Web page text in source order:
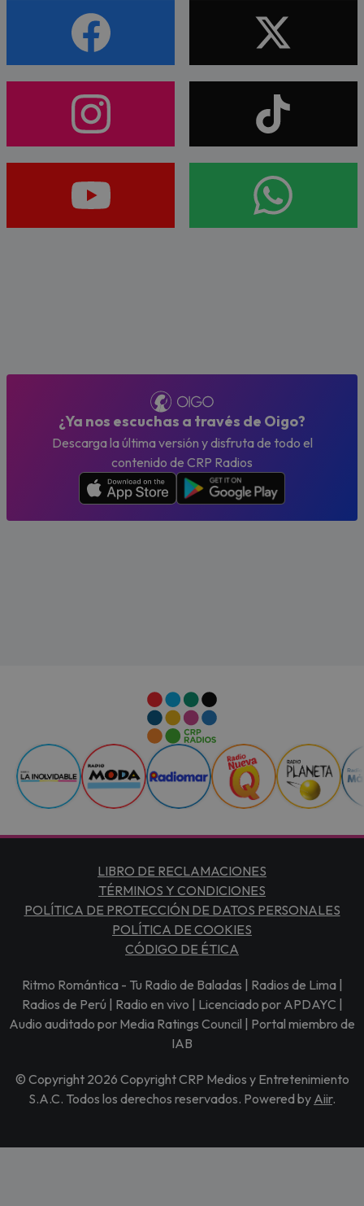
¿Ya nos escuchas a través de Oigo?
Descarga la última versión y disfruta de todo el
contenido de CRP Radios
LIBRO DE RECLAMACIONES
TÉRMINOS Y CONDICIONES
POLÍTICA DE PROTECCIÓN DE DATOS PERSONALES
POLÍTICA DE COOKIES
CÓDIGO DE ÉTICA
Ritmo Romántica - Tu Radio de Baladas | Radios de Lima |
Radios de Perú | Radio en vivo | Licenciado por APDAYC |
Audio auditado por Media Ratings Council | Portal miembro de
IAB
© Copyright 2026 Copyright CRP Medios y Entretenimiento
S.A.C. Todos los derechos reservados. Powered by Aiir.